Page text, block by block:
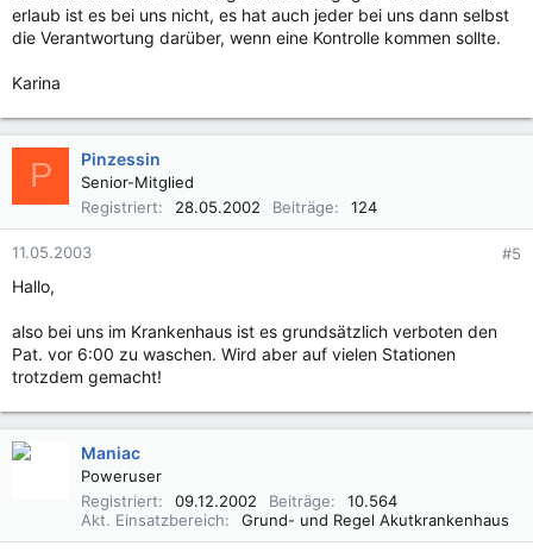
erlaub ist es bei uns nicht, es hat auch jeder bei uns dann selbst
die Verantwortung darüber, wenn eine Kontrolle kommen sollte.
Karina
P Pinzessin
Senior-Mitglied
Registriert
28.05.2002 Beiträge 124
11.05.2003 #5
Hallo,
also bei uns im Krankenhaus ist es grundsätzlich verboten den
Pat. vor 6:00 zu waschen. Wird aber auf vielen Stationen
trotzdem gemacht!
Maniac
Poweruser
Registriert
09.12.2002 Beiträge
10.564
Akt. Einsatzbereich
Grund- und Regel Akutkrankenhaus